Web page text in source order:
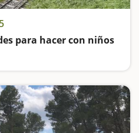
para hacer con niños